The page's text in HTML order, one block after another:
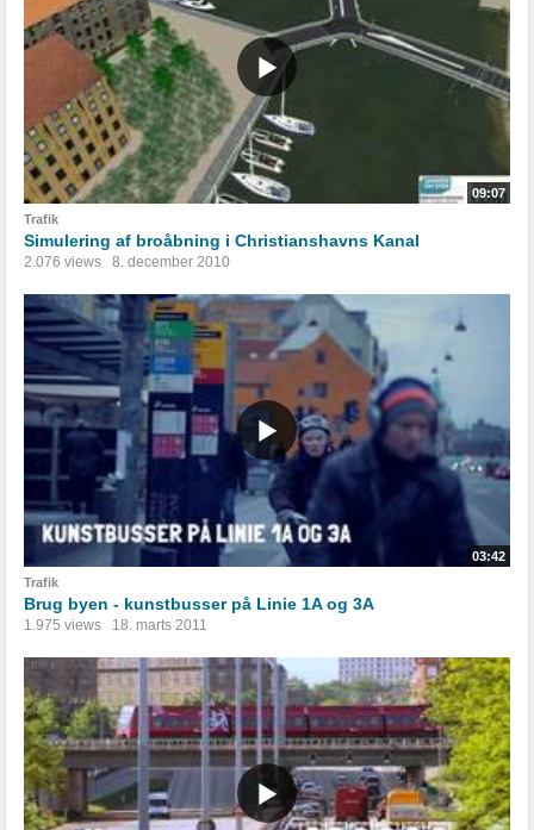
09:07
Trafik
Simulering af broåbning i Christianshavns Kanal
2.076 views 8. december 2010
03:42
Trafik
Brug byen - kunstbusser på Linie 1A og 3A
1.975 views 18. marts 2011